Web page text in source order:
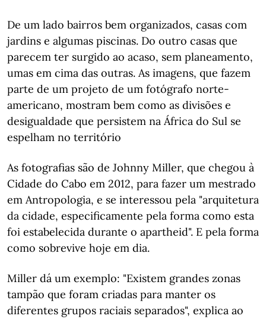
De um lado bairros bem organizados, casas com
jardins e algumas piscinas. Do outro casas que
parecem ter surgido ao acaso, sem planeamento,
umas em cima das outras. As imagens, que fazem
parte de um projeto de um fotógrafo norte-
americano, mostram bem como as divisões e
desigualdade que persistem na África do Sul se
espelham no território
As fotografias são de Johnny Miller, que chegou à
Cidade do Cabo em 2012, para fazer um mestrado
em Antropologia, e se interessou pela "arquitetura
da cidade, especificamente pela forma como esta
foi estabelecida durante o apartheid". E pela forma
como sobrevive hoje em dia.
Miller dá um exemplo: "Existem grandes zonas
tampão que foram criadas para manter os
diferentes grupos raciais separados", explica ao